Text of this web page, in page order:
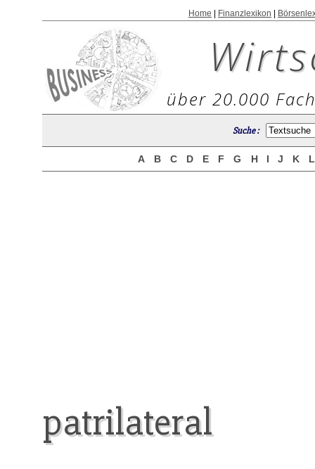
Home Finanzlexikon
über 20.000
Suche :
A B C D E F G H I J K
patrilateral